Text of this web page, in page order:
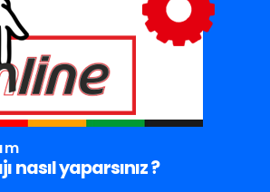
nasıl yaparsınız ?